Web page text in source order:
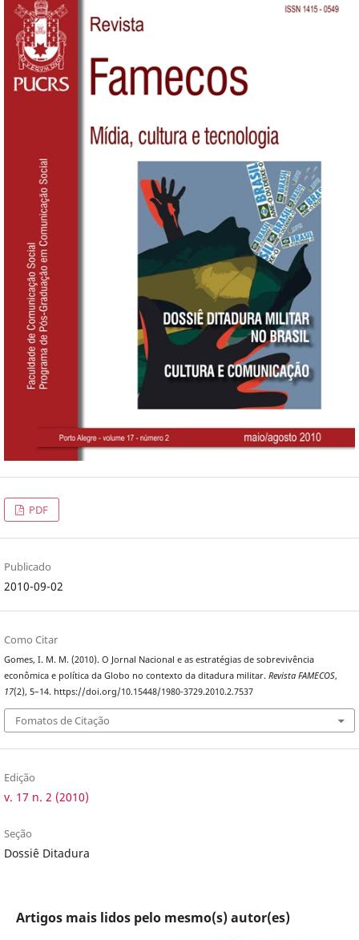
PDF
Publicado
2010-09-02
Como Citar
Gomes, I. M. M. (2010). O Jornal Nacional e as estratégias de sobrevivência
econômica e política da Globo no contexto da ditadura militar. Revista FAMECOS,
17(2), 5–14. https://doi.org/10.15448/1980-3729.2010.2.7537
Fomatos de Citação
Edição
v. 17 n. 2 (2010)
Seção
Dossiê Ditadura
Artigos mais lidos pelo mesmo(s) autor(es)